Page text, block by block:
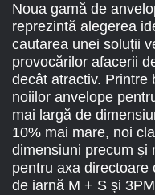
Noua gamă de
reprezintă alegerea
cautarea unei soluții
provocărilor afacerii
decât atractiv. Printre
noiilor anvelope
mai largă de
10% mai mare, noi
dimensiuni precum și
pentru axa directoare
de iarnă M + S și